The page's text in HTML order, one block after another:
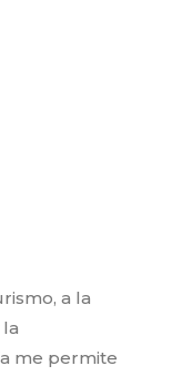
a la
me permite